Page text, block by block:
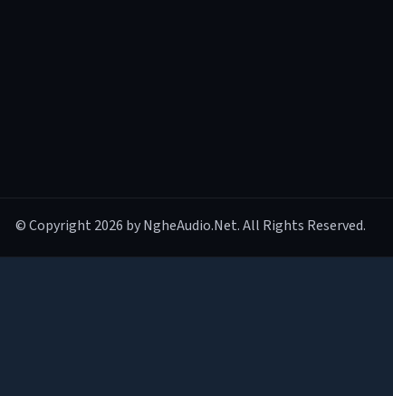
© Copyright 2026 by NgheAudio.Net. All Rights Reserved.